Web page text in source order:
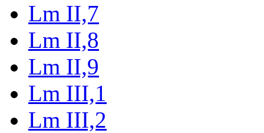
Lm II,7
Lm II,8
Lm II,9
Lm III,1
Lm III,2